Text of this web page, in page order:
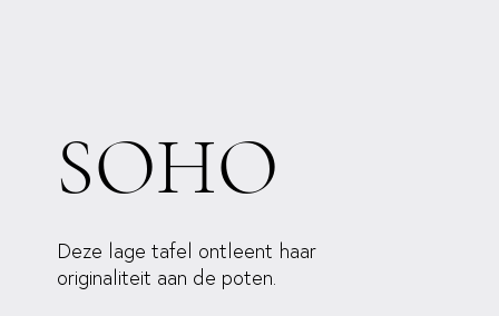
SOHO
Deze lage tafel ontleent haar
originaliteit aan de poten.